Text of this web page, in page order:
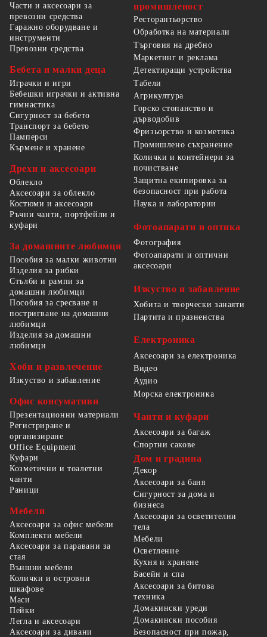
Части и аксесоари за
превозни средства
Гаражно оборудване и
инструменти
Превозни средства
Бебета и малки деца
Играчки и игри
Бебешки играчки и активна
гимнастика
Сигурност за бебето
Транспорт за бебето
Памперси
Кърмене и хранене
Дрехи и аксесоари
Облекло
Аксесоари за облекло
Костюми и аксесоари
Ръчни чанти, портфейли и
куфари
За домашните любимци
Пособия за малки животни
Изделия за рибки
Стълби и рампи за
домашни любимци
Пособия за сресване и
постригване на домашни
любимци
Изделия за домашни
любимци
Хоби и развлечение
Изкуство и забавление
Офис консумативи
Презентационни материали
Регистриране и
организиране
Office Equipment
промишленост
Ресторантьорство
Обработка на материали
Търговия на дребно
Маркетинг и реклама
Детектиращи устройства
Табели
Агрикултура
Горско стопанство и
дърводобив
Фризьорство и козметика
Промишлено съхранение
Колички и контейнери за
почистване
Защитна екипировка за
безопасност при работа
Наука и лаборатории
Фотоапарати и оптика
Фотография
Фотоапарати и оптични
аксесоари
Изкуство и забавление
Хобита и творчески занаяти
Партита и празненства
Електроника
Аксесоари за електроника
Видео
Аудио
Морска електроника
Чанти и куфари
Аксесоари за багаж
Спортни сакове
Куфари
Козметични и тоалетни
чанти
Раници
Мебели
Аксесоари за офис мебели
Комплекти мебели
Аксесоари за паравани за
стая
Външни мебели
Колички и островни
шкафове
Маси
Пейки
Легла и аксесоари
Аксесоари за дивани
Дом и градина
Декор
Аксесоари за баня
Сигурност за дома и
бизнеса
Аксесоари за осветителни
тела
Мебели
Осветление
Кухня и хранене
Басейн и спа
Аксесоари за битова
техника
Домакински уреди
Домакински пособия
Безопасност при пожар,